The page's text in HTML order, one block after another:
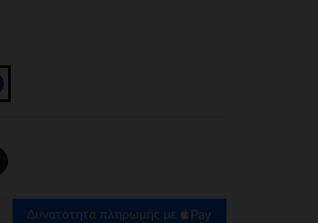
Δυνατότητα πληρωμής με